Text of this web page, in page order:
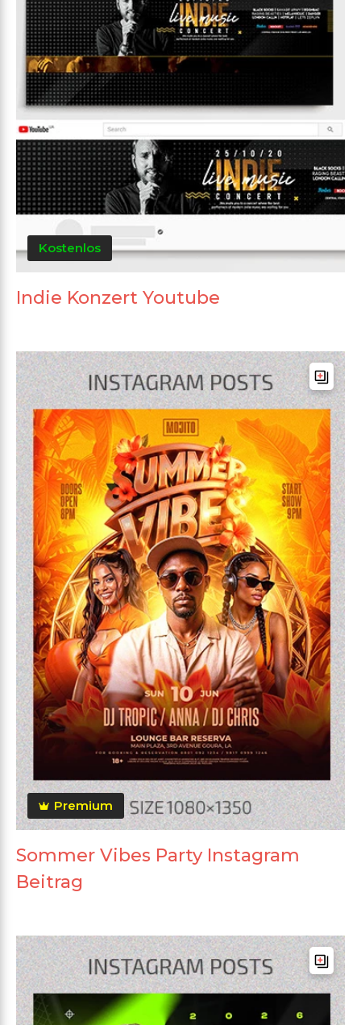
Kostenlos
Indie Konzert Youtube
Premium
Sommer Vibes Party Instagram
Beitrag